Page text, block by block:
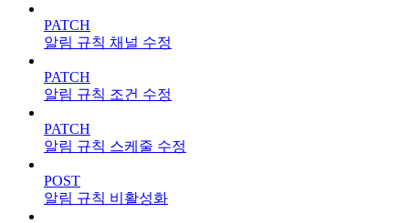
PATCH
알림 규칙 채널 수정
PATCH
알림 규칙 조건 수정
PATCH
알림 규칙 스케줄 수정
POST
알림 규칙 비활성화